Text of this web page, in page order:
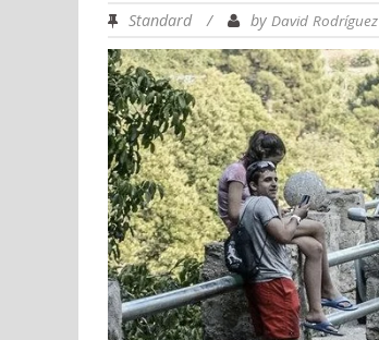
Standard / by David Rodríguez